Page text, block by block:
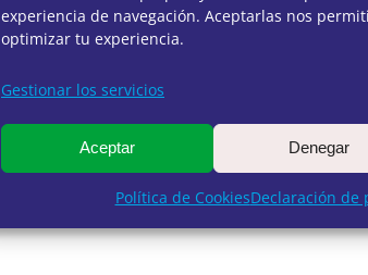
experiencia de navegación. Aceptarlas nos
optimizar tu experiencia.
Gestionar los servicios
Aceptar Denegar
Política de CookiesDeclaración de